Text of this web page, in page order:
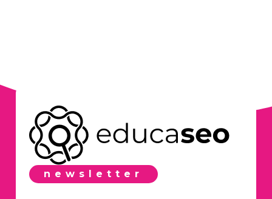
newsletter